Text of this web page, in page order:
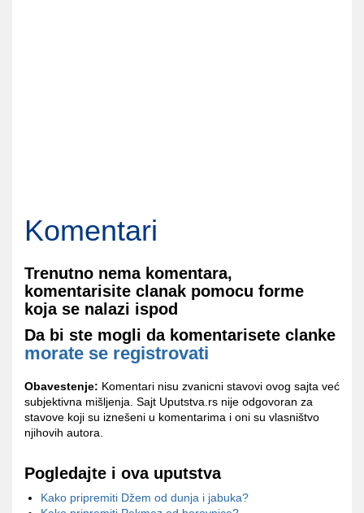
Komentari
Trenutno nema komentara,
komentarisite clanak pomocu forme
koja se nalazi ispod
Da bi ste mogli da komentarisete clanke
morate se registrovati
Obavestenje: Komentari nisu zvanicni stavovi ovog sajta već
subjektivna mišljenja. Sajt Uputstva.rs nije odgovoran za
stavove koji su iznešeni u komentarima i oni su vlasništvo
njihovih autora.
Pogledajte i ova uputstva
Kako pripremiti Džem od dunja i jabuka?